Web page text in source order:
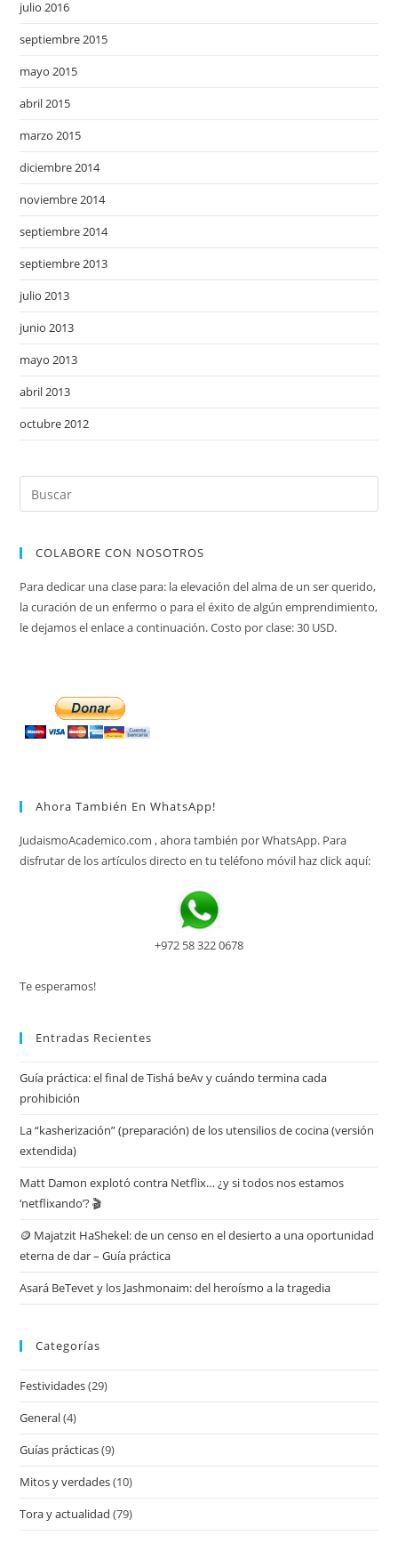
julio 2016
septiembre 2015
mayo 2015
abril 2015
marzo 2015
diciembre 2014
noviembre 2014
septiembre 2014
septiembre 2013
julio 2013
junio 2013
mayo 2013
abril 2013
octubre 2012
COLABORE CON NOSOTROS
Para dedicar una clase para: la elevación del alma de un ser querido,
la curación de un enfermo o para el éxito de algún emprendimiento,
le dejamos el enlace a continuación. Costo por clase: 30 USD.
Ahora También En WhatsApp!
JudaismoAcademico.com , ahora también por WhatsApp. Para
disfrutar de los artículos directo en tu teléfono móvil haz click aquí:
+972 58 322 0678
Te esperamos!
Entradas Recientes
Guía práctica: el final de Tishá beAv y cuándo termina cada
prohibición
La “kasherización” (preparación) de los utensilios de cocina (versión
extendida)
Matt Damon explotó contra Netflix… ¿y si todos nos estamos
‘netflixando’? 🎬
🪙 Majatzit HaShekel: de un censo en el desierto a una oportunidad
eterna de dar – Guía práctica
Asará BeTevet y los Jashmonaim: del heroísmo a la tragedia
Categorías
Festividades(29)
General(4)
Guías prácticas(9)
Mitos y verdades(10)
Tora y actualidad (79)